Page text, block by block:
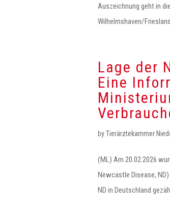
Auszeichnung geht in
Wilhelmshaven/Friesland
Lage der
Eine
byTierärztekammer
(ML) Am 20.02.2026
Newcastle Disease,
ND in Deutschland